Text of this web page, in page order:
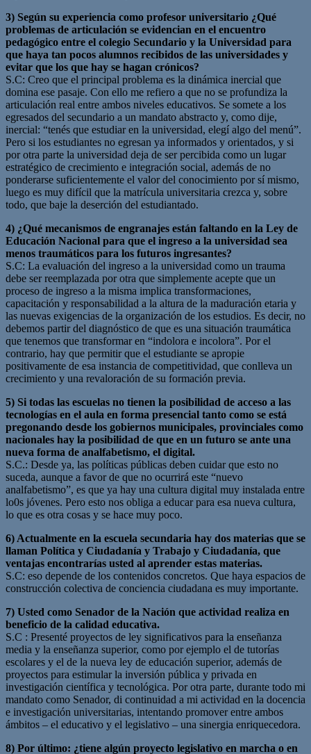
3) Según su experiencia como profesor universitario ¿Qué
problemas de articulación se evidencian en el encuentro
pedagógico entre el colegio Secundario y la Universidad para
que haya tan pocos alumnos recibidos de las universidades y
evitar que los que hay se hagan crónicos?
S.C: Creo que el principal problema es la dinámica inercial que
domina ese pasaje. Con ello me refiero a que no se profundiza la
articulación real entre ambos niveles educativos. Se somete a los
egresados del secundario a un mandato abstracto y, como dije,
inercial: “tenés que estudiar en la universidad, elegí algo del menú”.
Pero si los estudiantes no egresan ya informados y orientados, y si
por otra parte la universidad deja de ser percibida como un lugar
estratégico de crecimiento e integración social, además de no
ponderarse suficientemente el valor del conocimiento por sí mismo,
luego es muy difícil que la matrícula universitaria crezca y, sobre
todo, que baje la deserción del estudiantado.
4) ¿Qué mecanismos de engranajes están faltando en la Ley de
Educación Nacional para que el ingreso a la universidad sea
menos traumáticos para los futuros ingresantes?
S.C: La evaluación del ingreso a la universidad como un trauma
debe ser reemplazada por otra que simplemente acepte que un
proceso de ingreso a la misma implica transformaciones,
capacitación y responsabilidad a la altura de la maduración etaria y
las nuevas exigencias de la organización de los estudios. Es decir, no
debemos partir del diagnóstico de que es una situación traumática
que tenemos que transformar en “indolora e incolora”. Por el
contrario, hay que permitir que el estudiante se apropie
positivamente de esa instancia de competitividad, que conlleva un
crecimiento y una revaloración de su formación previa.
5) Si todas las escuelas no tienen la posibilidad de acceso a las
tecnologías en el aula en forma presencial tanto como se está
pregonando desde los gobiernos municipales, provinciales como
nacionales hay la posibilidad de que en un futuro se ante una
nueva forma de analfabetismo, el digital.
S.C.: Desde ya, las políticas públicas deben cuidar que esto no
suceda, aunque a favor de que no ocurrirá este “nuevo
analfabetismo”, es que ya hay una cultura digital muy instalada entre
lo0s jóvenes. Pero esto nos obliga a educar para esa nueva cultura,
lo que es otra cosas y se hace muy poco.
6) Actualmente en la escuela secundaria hay dos materias que se
llaman Política y Ciudadanía y Trabajo y Ciudadanía, que
ventajas encontrarías usted al aprender estas materias.
S.C: eso depende de los contenidos concretos. Que haya espacios de
construcción colectiva de conciencia ciudadana es muy importante.
7) Usted como Senador de la Nación que actividad realiza en
beneficio de la calidad educativa.
S.C : Presenté proyectos de ley significativos para la enseñanza
media y la enseñanza superior, como por ejemplo el de tutorías
escolares y el de la nueva ley de educación superior, además de
proyectos para estimular la inversión pública y privada en
investigación científica y tecnológica. Por otra parte, durante todo mi
mandato como Senador, di continuidad a mi actividad en la docencia
e investigación universitarias, intentando promover entre ambos
ámbitos – el educativo y el legislativo – una sinergia enriquecedora.
8) Por último: ¿tiene algún proyecto legislativo en marcha o en